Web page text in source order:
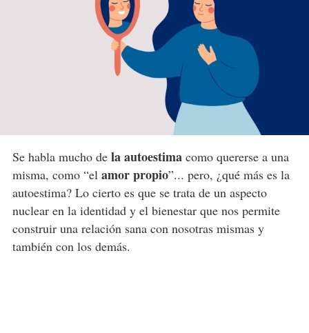
Se habla mucho de la autoestimacomo quererse a una
misma, como “el amor propio”... pero, ¿qué más es la
autoestima? Lo cierto es que se trata de un aspecto
nuclear en la identidad y el bienestar que nos permite
construir una relación sana con nosotras mismas y
también con los demás.